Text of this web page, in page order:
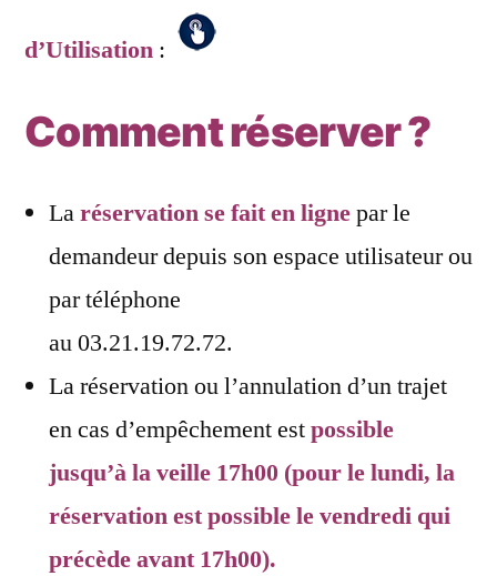
d’Utilisation :
Comment réserver ?
Laréservation se fait en lignepar le
demandeur depuis son espace utilisateur ou
par téléphone
au 03.21.19.72.72.
La réservation ou l’annulation d’un trajet
en cas d’empêchement estpossible
jusqu’à la veille 17h00 (pour le lundi, la
réservation est possible le vendredi qui
précède avant 17h00).